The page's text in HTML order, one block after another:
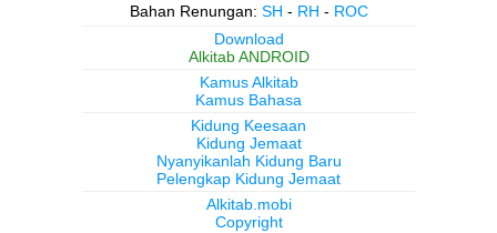
Bahan Renungan: SH - RH - ROC
Download
Alkitab ANDROID
Kamus Alkitab
Kamus Bahasa
Kidung Keesaan
Kidung Jemaat
Nyanyikanlah Kidung Baru
Pelengkap Kidung Jemaat
Alkitab.mobi
Copyright